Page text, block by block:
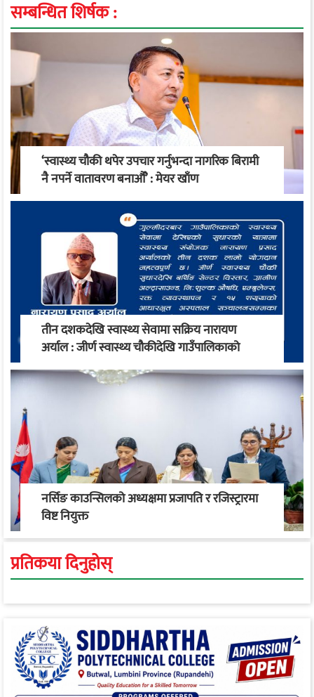
सम्बन्धित शिर्षक :
‘स्वास्थ्य चौकी थपेर उपचार गर्नुभन्दा नागरिक बिरामी
नै नपर्ने वातावरण बनाऔँ’ : मेयर खाँण
तीन दशकदेखि स्वास्थ्य सेवामा सक्रिय नारायण
अर्याल : जीर्ण स्वास्थ्य चौकीदेखि गाउँपालिकाको
स्वास्थ्य रूपान्तरण सम्म
नर्सिङ काउन्सिलको अध्यक्षमा प्रजापति र रजिस्ट्रारमा
विष्ट नियुक्त
प्रतिकया दिनुहोस्